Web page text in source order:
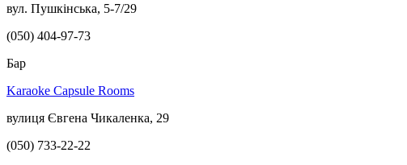
вул. Пушкінська, 5-7/29
(050) 404-97-73
Бар
Karaoke Capsule Rooms
вулиця Євгена Чикаленка, 29
(050) 733-22-22